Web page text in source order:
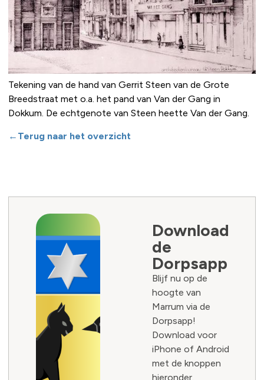
Tekening van de hand van Gerrit Steen van de Grote
Breedstraat met o.a. het pand van Van der Gang in
Dokkum. De echtgenote van Steen heette Van der Gang.
←Terug naar het overzicht
Download
de
Dorpsapp
Blijf nu op de
hoogte van
Marrum via de
Dorpsapp!
Download voor
iPhone of Android
met de knoppen
hieronder.